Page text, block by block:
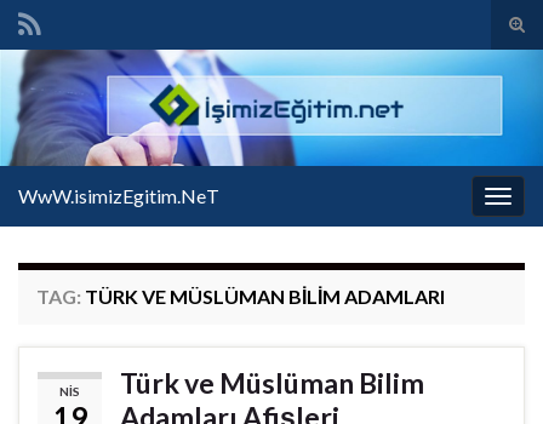
Search for:
WwW.isimizEgitim.NeT
TAG: TÜRK VE MÜSLÜMAN BILIM ADAMLARI
NIS
Türk ve Müslüman Bilim
Adamları Afişleri